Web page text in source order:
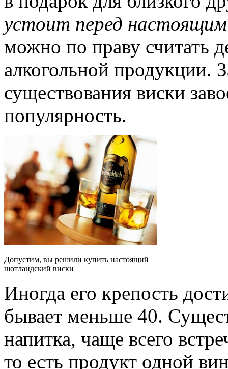
устоит перед
можно по праву считать
алкогольной продукции.
существования виски
популярность.
Допустим, вы решили купить настоящий
шотландский виски
Иногда его крепость
бывает меньше 40.
напитка, чаще всего
то есть продукт одной